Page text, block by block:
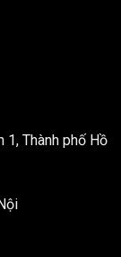
1, Thành phố Hồ